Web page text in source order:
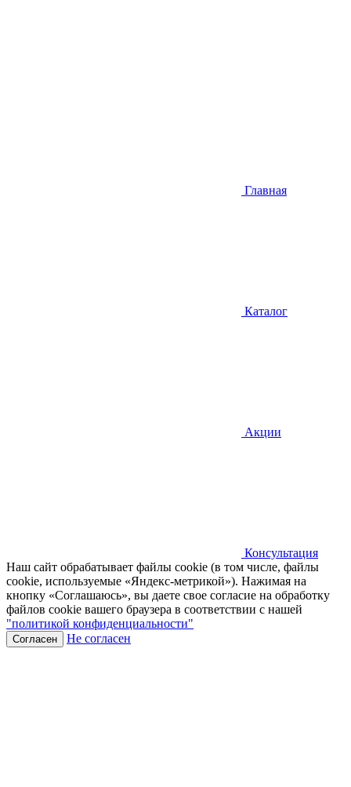
Главная
Каталог
Акции
Консультация
Наш сайт обрабатывает файлы cookie (в том числе, файлы
cookie, используемые «Яндекс-метрикой»). Нажимая на
кнопку «Соглашаюсь», вы даете свое согласие на обработку
файлов cookie вашего браузера в соответствии с нашей
"политикой конфиденциальности"
Согласен Не согласен